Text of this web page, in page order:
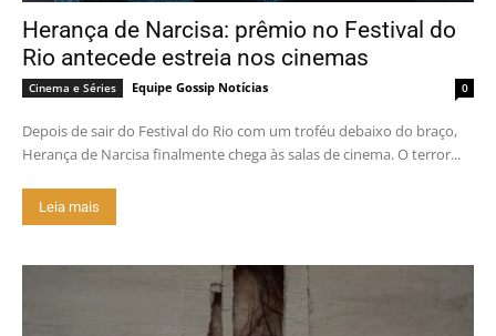
Herança de Narcisa: prêmio no Festival do
Rio antecede estreia nos cinemas
Cinema e Séries Equipe Gossip Notícias 0
Depois de sair do Festival do Rio com um troféu debaixo do braço,
Herança de Narcisa finalmente chega às salas de cinema. O terror...
Leia mais